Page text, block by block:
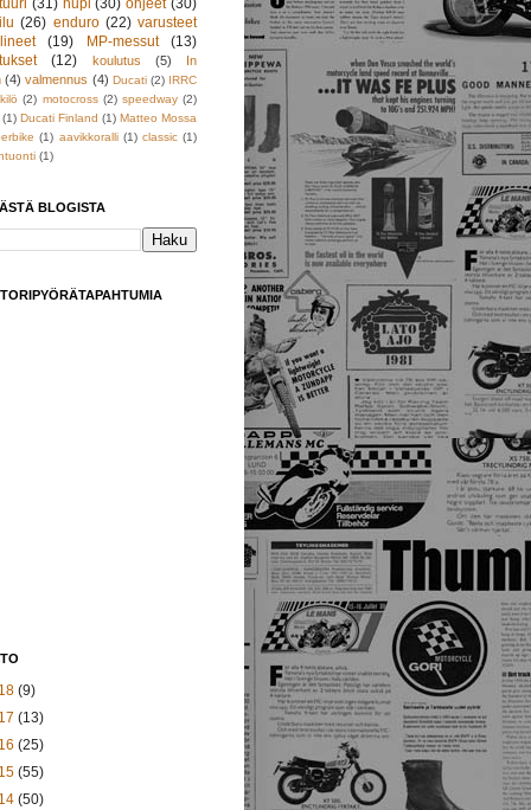
(31) hupi (30) ohjeet (30)
(26) enduro (22) varusteet
(19) MP-messut
(13)
(12) koulutus (5)
In
(4) valmennus (4) Ducati (2) IRRC
(2) motocross (2) speedway (2)
(1) Ducati Finland (1) Matteo Mossa
(1) aavikkoralli (1) classic (1)
(1)
BLOGISTA
(9)
(13)
(25)
(55)
(50)